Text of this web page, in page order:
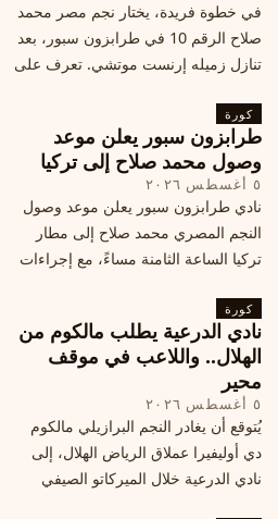
في خطوة فريدة، يختار نجم مصر محمد
صلاح الرقم 10 في طرابزون سبور، بعد
تنازل زميله إرنست موتشي. تعرف على
كورة
طرابزون سبور يعلن موعد
وصول محمد صلاح إلى تركيا
٥ أغسطس ٢٠٢٦
نادي طرابزون سبور يعلن موعد وصول
النجم المصري محمد صلاح إلى مطار
تركيا الساعة الثامنة مساءً، مع إجراءات
جديد ومكافآت مالية.
كورة
نادي الدرعية يطلب مالكوم من
الهلال.. واللاعب في موقف
محير
٥ أغسطس ٢٠٢٦
يُتوقع أن يغادر النجم البرازيلي مالكوم
دي أوليفيرا عملاق الرياض الهلال، إلى
نادي الدرعية خلال الميركاتو الصيفي